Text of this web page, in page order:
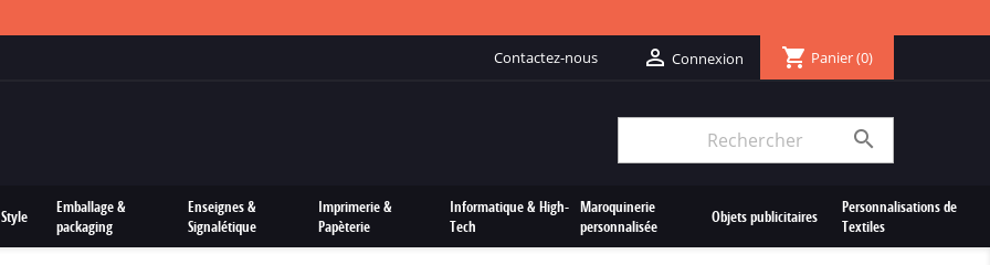
Contactez-nous  Connexion shopping_cart Panier(0)

Emballage &
packaging
Enseignes &
Signalétique
Imprimerie &
Papèterie
Informatique & High-
Tech
Maroquinerie
personnalisée
Objets publicitaires
Personnalisations de
Textiles